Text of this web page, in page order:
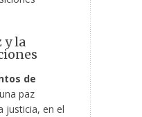
y la
de
paz
justicia, en el